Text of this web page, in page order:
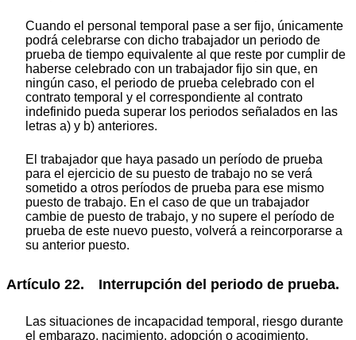
Cuando el personal temporal pase a ser fijo, únicamente
podrá celebrarse con dicho trabajador un periodo de
prueba de tiempo equivalente al que reste por cumplir de
haberse celebrado con un trabajador fijo sin que, en
ningún caso, el periodo de prueba celebrado con el
contrato temporal y el correspondiente al contrato
indefinido pueda superar los periodos señalados en las
letras a) y b) anteriores.
El trabajador que haya pasado un período de prueba
para el ejercicio de su puesto de trabajo no se verá
sometido a otros períodos de prueba para ese mismo
puesto de trabajo. En el caso de que un trabajador
cambie de puesto de trabajo, y no supere el período de
prueba de este nuevo puesto, volverá a reincorporarse a
su anterior puesto.
Artículo 22. Interrupción del periodo de prueba.
Las situaciones de incapacidad temporal, riesgo durante
el embarazo, nacimiento, adopción o acogimiento,